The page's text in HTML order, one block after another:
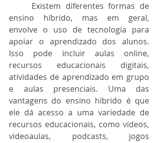
ensino híbrido, mas em geral,
envolve o uso de tecnologia para
apoiar o aprendizado dos alunos.
Isso pode incluir aulas online,
recursos educacionais digitais,
atividades de aprendizado em grupo
e aulas presenciais. Uma das
vantagens do ensino híbrido é que
ele dá acesso a uma variedade de
recursos educacionais, como vídeos,
videoaulas, podcasts, jogos